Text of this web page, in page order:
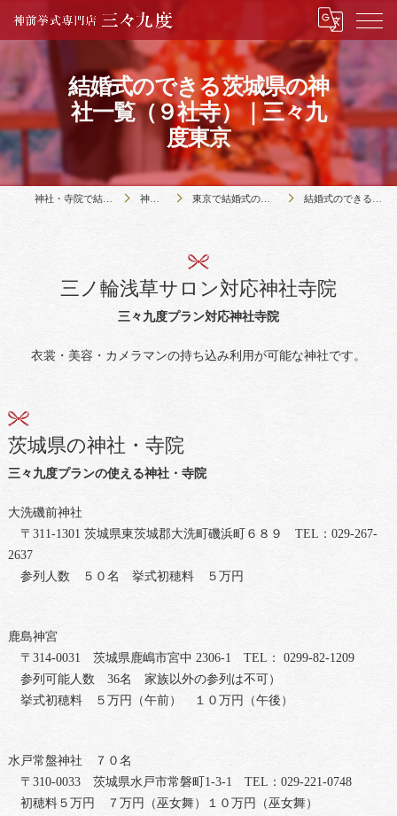
結婚式のできる茨城県の神
社一覧（９社寺）｜三々九
度東京
神社・寺院で結婚式のことなら神前挙式専門店三々九度 神社・寺院の紹介 東京で結婚式のできる６９社寺（２３区内）都下５社の紹介 結婚式のできる茨城県の神社一覧（９社寺）｜三々九度東京
三々九度プラン対応神社寺院
三ノ輪浅草サロン対応神社寺院
衣裳・美容・カメラマンの持ち込み利用が可能な神社です。
三々九度プランの使える神社・寺院
茨城県の神社・寺院
大洗磯前神社
〒311-1301 茨城県東茨城郡大洗町磯浜町６８９ TEL：029-267-
2637
参列人数 ５０名 挙式初穂料 ５万円
鹿島神宮
〒314-0031 茨城県鹿嶋市宮中 2306-1 TEL： 0299-82-1209
参列可能人数 36名 家族以外の参列は不可）
挙式初穂料 ５万円（午前） １０万円（午後）
水戸常盤神社 ７０名
〒310-0033 茨城県水戸市常磐町1-3-1 TEL：029-221-0748
初穂料５万円 ７万円（巫女舞）１０万円（巫女舞）